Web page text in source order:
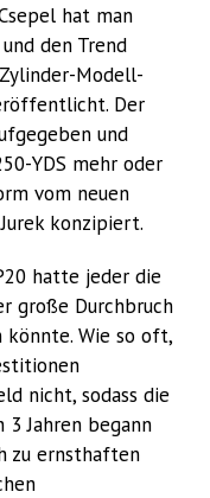
hat man
den Trend
Modell-
Der
und
YDS mehr oder
vom neuen
konzipiert.
hatte jeder die
große Durchbruch
Wie so oft,
nicht, sodass die
Jahren begann
zu ernsthaften